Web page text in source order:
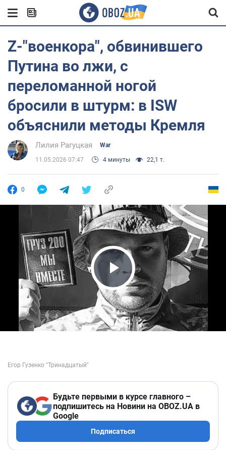
Z-"военкора", обвинившего
Путина во лжи, с
переломанной ногой
бросили в штурм: в ISW
объяснили методы Кремля
Лилия Рагуцкая War
11.05.2026 07:47 4 минуты 22,1 т.
0
Play Video
Будьте первыми в курсе главного –
подпишитесь на Новини на OBOZ.UA в
Google
Подписаться